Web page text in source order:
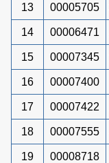
13 00005705
14 00006471
15 00007345
16 00007400
17 00007422
18 00007555
19 00008718